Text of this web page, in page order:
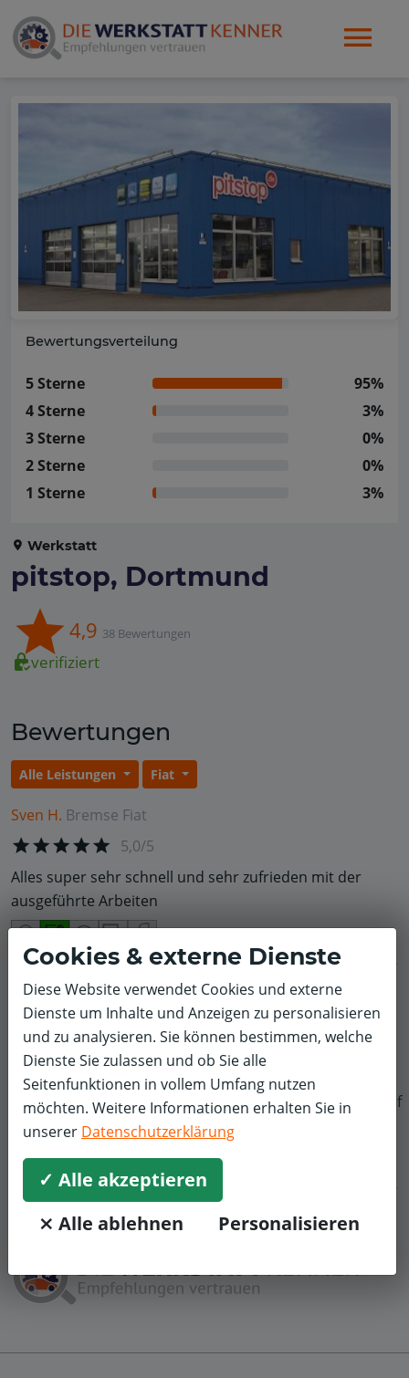
Bewertungsverteilung
5 Sterne
95%
4 Sterne
3%
3 Sterne
0%
2 Sterne
0%
1 Sterne
3%
Werkstatt
pitstop, Dortmund
4,9 38 Bewertungen
verifiziert
Bewertungen
Alle Leistungen Fiat
Sven H. Bremse Fiat
5,0/5
Alles super sehr schnell und sehr zufrieden mit der
ausgeführte Arbeiten
Ralf W. Räder, Reifen & Felgen Fiat
5,0/5
vorne 2 neue Reifen, hinten 2 neue Stoßdämpfer, online
bestellt und Termin gebucht, Alles super geklappt,
Preiswert und gute Arbeit wie immer! Gerne immer
wieder!!!
Cookies & externe Dienste
Diese Website verwendet Cookies und externe
Dienste um Inhalte und Anzeigen zu personalisieren
und zu analysieren. Sie können bestimmen, welche
Dienste Sie zulassen und ob Sie alle
Seitenfunktionen in vollem Umfang nutzen
möchten. Weitere Informationen erhalten Sie in
unserer Datenschutzerklärung
✓ Alle akzeptieren
⨯ Alle ablehnen
Personalisieren
f